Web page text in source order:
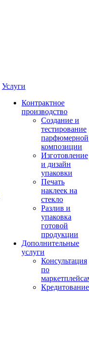
Услуги
Контрактное
производство
Создание и
тестирование
парфюмерной
композиции
Изготовление
и дизайн
упаковки
Печать
наклеек на
стекло
Разлив и
упаковка
готовой
продукции
Дополнительные
услуги
Консультация
по
Кредитование